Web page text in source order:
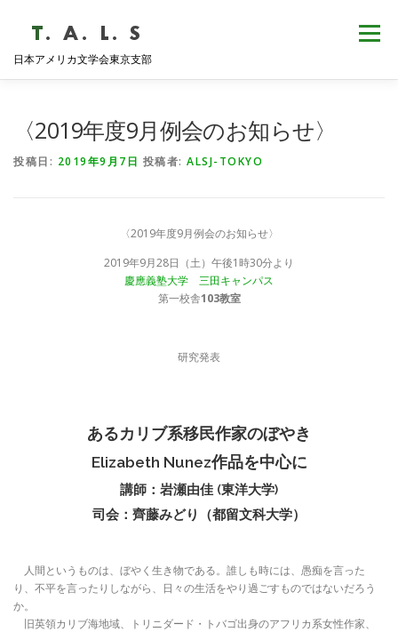
ツ
日本アメリカ文学会東京支部
メニュー
〈2019年度9月例会のお知らせ〉
投稿日: 2019年9月7日 投稿者: ALSJ-TOKYO
〈2019年度9月例会のお知らせ〉
2019年9月28日（土）午後1時30分より
慶應義塾大学 三田キャンパス
第一校舎103教室
研究発表
あるカリブ系移民作家のぼやき
Elizabeth Nunez作品を中心に
講師：岩瀬由佳 (東洋大学)
司会：齊藤みどり（都留文科大学）
人間というものは、ぼやく生き物である。誰しも時には、愚痴を言った
り、不平を言ったりしながら、日々の生活をやり過ごすものではないだろう
か。
旧英領カリブ海地域、トリニダード・トバゴ出身のアフリカ系女性作家、